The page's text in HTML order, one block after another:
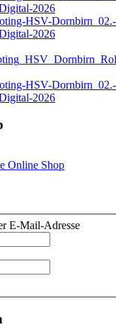
Online Shop
E-Mail-Adresse